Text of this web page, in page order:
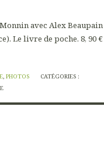
avec Alex Beaupain
Le livre de poche. 8, 90 €
,PHOTOS
CATÉGORIES :